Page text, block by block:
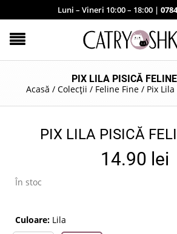
Luni – Vineri 10:00 – 18:00 |
PIX LILA PISICĂ
Acasă / Colecții / Feline Fine/ Pix
PIX LILA PISICĂ
14.90 lei
În stoc
Culoare: Lila